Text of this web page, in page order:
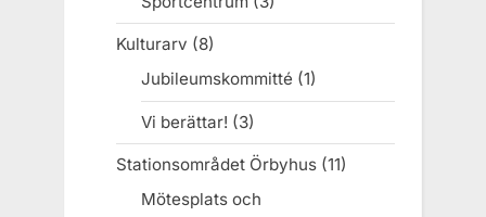
Kulturarv (8)
Jubileumskommitté (1)
Vi berättar! (3)
Stationsområdet Örbyhus(11)
Mötesplats och